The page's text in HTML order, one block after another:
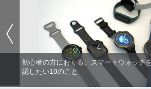
初心者の方におくる、スマートウォッチ
認したい10のこと